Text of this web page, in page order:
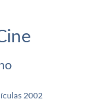
2002